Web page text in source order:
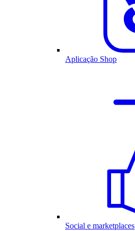
Aplicação Shop
Social e marketplaces